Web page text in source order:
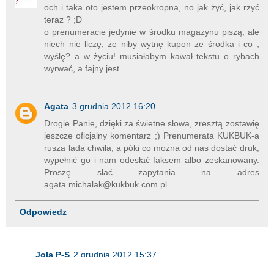
och i taka oto jestem przeokropna, no jak żyć, jak rzyć
teraz ? ;D
o prenumeracie jedynie w środku magazynu piszą, ale
niech nie liczę, ze niby wytnę kupon ze środka i co ,
wyślę? a w życiu! musiałabym kawał tekstu o rybach
wyrwać, a fajny jest.
Agata 3 grudnia 2012 16:20
Drogie Panie, dzięki za świetne słowa, zresztą zostawię
jeszcze oficjalny komentarz ;) Prenumerata KUKBUK-a
rusza lada chwila, a póki co można od nas dostać druk,
wypełnić go i nam odesłać faksem albo zeskanowany.
Proszę słać zapytania na adres
agata.michalak@kukbuk.com.pl
Odpowiedz
Jola P-S 2 grudnia 2012 15:37